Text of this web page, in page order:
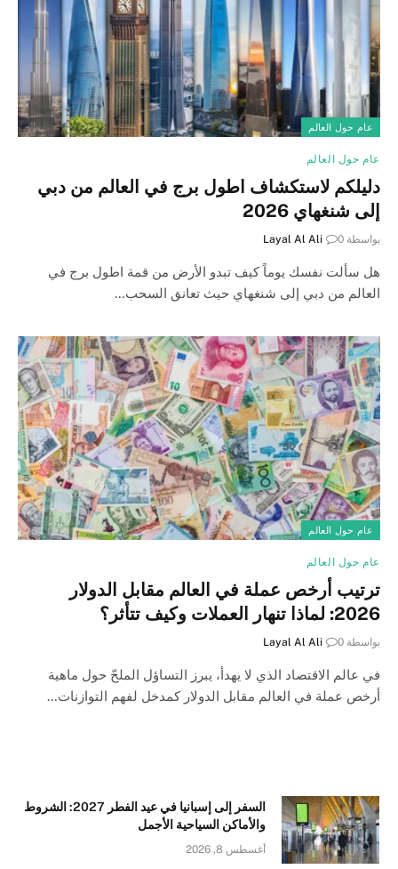
عام حول العالم
عام حول العالم
دليلكم لاستكشاف اطول برج في العالم من دبي
إلى شنغهاي 2026
بواسطة Layal Al Ali 0
هل سألت نفسك يوماً كيف تبدو الأرض من قمة اطول برج في
العالم من دبي إلى شنغهاي حيث تعانق السحب…
عام حول العالم
عام حول العالم
ترتيب أرخص عملة في العالم مقابل الدولار
2026: لماذا تنهار العملات وكيف تتأثر؟
بواسطة Layal Al Ali 0
في عالم الاقتصاد الذي لا يهدأ، يبرز التساؤل الملحّ حول ماهية
أرخص عملة في العالم مقابل الدولار كمدخل لفهم التوازنات…
السفر إلى إسبانيا في عيد الفطر 2027: الشروط
والأماكن السياحية الأجمل
أغسطس 8, 2026